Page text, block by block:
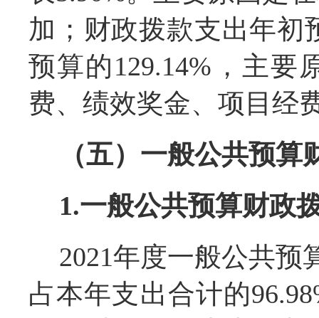
加；财政拨款支出年初
预算的129.14%，主要
费、绩效奖金、项目经
（五）一般公共预
1.一般公共预算财政
2021年度一般公共预
占本年支出合计的